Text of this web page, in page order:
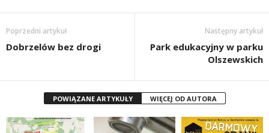
Poprzedni artykuł
Dobrzelów bez drogi
Następny artykuł
Park edukacyjny w parku
Olszewskich
POWIĄZANE ARTYKUŁY WIĘCEJ OD AUTORA